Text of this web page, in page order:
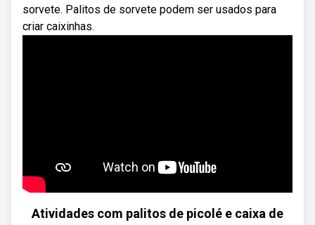
sorvete. Palitos de sorvete podem ser usados para
criar caixinhas.
Atividades com palitos de picolé e caixa de